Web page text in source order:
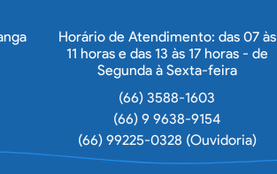
Horário de Atendimento: das 07 às
11 horas e das 13 às 17 horas - de
Segunda à Sexta-feira
(66) 3588-1603
(66) 9 9638-9154
(66) 99225-0328 (Ouvidoria)